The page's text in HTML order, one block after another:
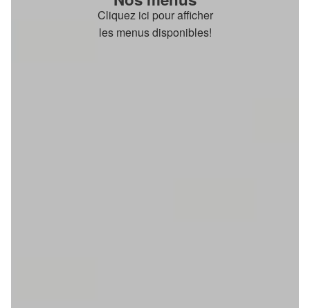
Cliquez ici pour afficher
les menus disponibles!